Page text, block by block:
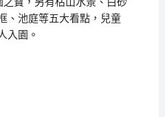
、池庭等五大看點，兒童
入園。